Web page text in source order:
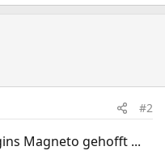
#2
Magneto gehofft ...